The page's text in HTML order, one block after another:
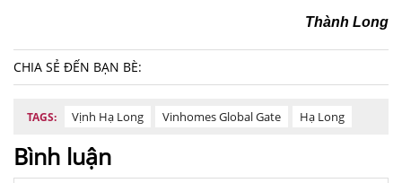
Thành Long
CHIA SẺ ĐẾN BẠN BÈ:
TAGS: Vịnh Hạ Long Vinhomes Global Gate Hạ Long
Bình luận